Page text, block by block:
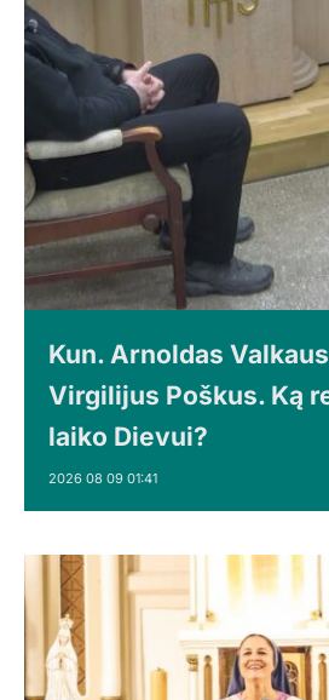
Kun. Arnoldas
Virgilijus Poškus. Ką
laiko Dievui?
2026 08 09 01:41